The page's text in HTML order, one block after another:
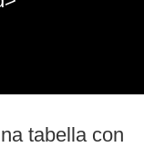
tabella con